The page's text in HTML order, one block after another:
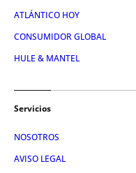
ATLÁNTICO HOY
CONSUMIDOR GLOBAL
HULE & MANTEL
Servicios
NOSOTROS
AVISO LEGAL